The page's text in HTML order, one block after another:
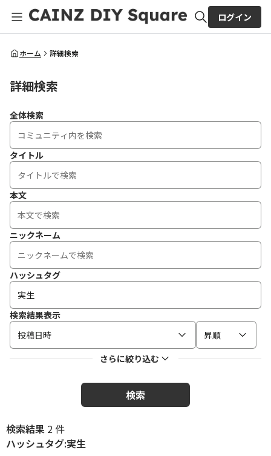
全体検索
ログイン
ホーム 詳細検索
詳細検索
全体検索
タイトル
本文
ニックネーム
ハッシュタグ
検索結果表示
投稿日時
昇順
さらに絞り込む
検索
検索結果 2 件
ハッシュタグ:実生